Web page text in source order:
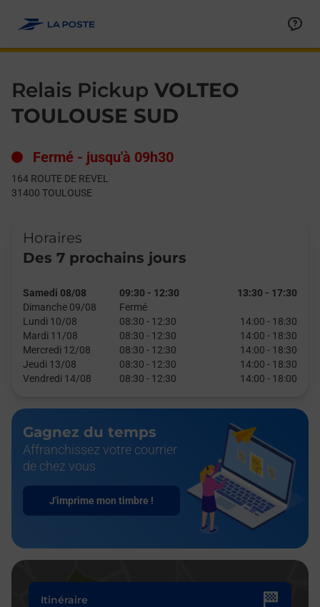
Relais Pickup VOLTEO
TOULOUSE SUD
Fermé - jusqu'à 09h30
164 ROUTE DE REVEL
31400 TOULOUSE
Horaires
Des 7 prochains jours
Samedi 08/08 09:30 - 12:30 13:30 - 17:30
Dimanche 09/08
Fermé
Lundi 10/08
08:30 - 12:30 14:00 - 18:30
Mardi 11/08
08:30 - 12:30 14:00 - 18:30
Mercredi 12/08
08:30 - 12:30 14:00 - 18:30
Jeudi 13/08
08:30 - 12:30 14:00 - 18:30
Vendredi 14/08
08:30 - 12:30 14:00 - 18:00
Gagnez du temps
Affranchissez votre courrier
de chez vous
J'imprime mon timbre !
Itinéraire